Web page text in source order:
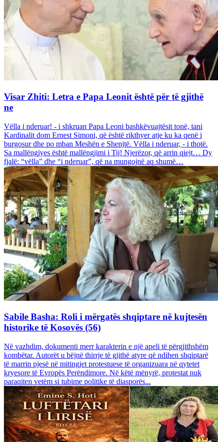
Visar Zhiti: Letra e Papa Leonit është për të gjithë
ne
Vëlla i nderuar! - i shkruan Papa Leoni bashkëvuajtësit tonë, tani
Kardinalit dom Ernest Simoni, që është rikthyer atje ku ka qenë i
burgosur dhe po mban Meshën e Shenjtë. Vëlla i nderuar, - i thotë.
Sa mallëngjyes është mallëngjimi i Tij! Njerëzor, që arrin qiejt… Dy
fjalë: “vëlla” dhe “i nderuar”, që na mungojnë aq shumë…
Sabile Basha: Roli i mërgatës shqiptare në kujtesën
historike të Kosovës (56)
Në vazhdim, dokumenti merr karakterin e një apeli të përgjithshëm
kombëtar. Autorët u bëjnë thirrje të gjithë atyre që ndihen shqiptarë
të marrin pjesë në mitingjet protestuese të organizuara në qytetet
kryesore të Evropës Perëndimore. Në këtë mënyrë, protestat nuk
paraqiten vetëm si tubime politike të diasporës...